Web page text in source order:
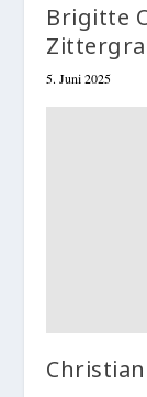
Brigitte
5. Juni 2025